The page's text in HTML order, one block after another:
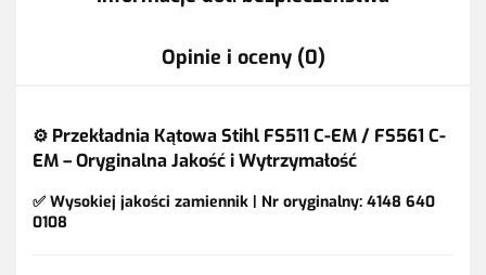
Opinie i oceny (0)
⚙️ Przekładnia Kątowa Stihl FS511 C-EM / FS561 C-
EM – Oryginalna Jakość i Wytrzymałość
✅ Wysokiej jakości zamiennik | Nr oryginalny: 4148 640
0108